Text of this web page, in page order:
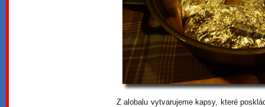
Z alobalu vytvarujeme kapsy, které